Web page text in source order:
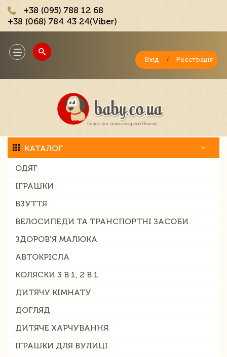
+38 (095) 788 12 68
+38 (068) 784 43 24(Viber)
Toggle
navigation
Вхід / Реєстрація
КАТАЛОГ
ОДЯГ
ІГРАШКИ
ВЗУТТЯ
ВЕЛОСИПЕДИ ТА ТРАНСПОРТНІ ЗАСОБИ
ЗДОРОВ'Я МАЛЮКА
АВТОКРІСЛА
КОЛЯСКИ 3 В 1, 2 В 1
ДИТЯЧУ КІМНАТУ
ДОГЛЯД
ДИТЯЧЕ ХАРЧУВАННЯ
ІГРАШКИ ДЛЯ ВУЛИЦІ